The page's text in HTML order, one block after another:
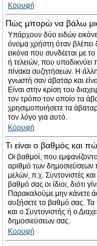
Κορυφή
Πώς μπορώ να βάλω
Υπάρχουν δύο ειδών
όνομα χρήστη όταν βλέπει
εικόνα που συνδέεται με
ή τελειών, που υποδικνύει
πίνακα συζητήσεων. Η
γνωστή σαν άβαταρ και
Είναι στην κρίση του
τον τρόπο τον οποίο τα
χρησιμοποιήσετε τα
τον λόγο για αυτό.
Κορυφή
Τι είναι ο βαθμός και
Οι βαθμοί, που
αριθμό των δημοσιεύσεων
μελών, π.χ. Συντονιστές και
βαθμό σας οι ίδιοι, διότι
Παρακαλούμε μην κάνετε
αυξήσετε το βαθμό σας. Τα
και ο Συντονιστής ή ο
δημοσιεύσεων σας.
Κορυφή